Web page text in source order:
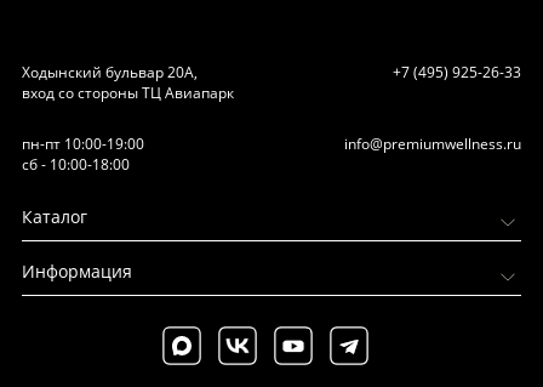
Ходынский бульвар 20А,
вход со стороны ТЦ Авиапарк
+7 (495) 925-26-33
пн-пт 10:00-19:00
сб - 10:00-18:00
info@premiumwellness.ru
Каталог
Информация